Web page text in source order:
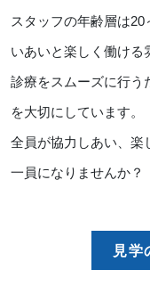
スタッフの年齢層は
いあいと楽しく働ける
診療をスムーズに行う
を大切にしています。
全員が協力しあい、楽
一員になりませんか？
見学